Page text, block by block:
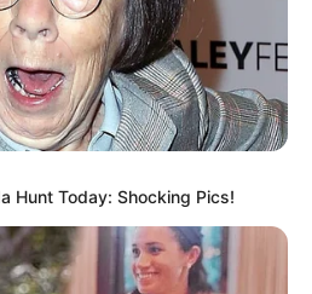
Hunt Today: Shocking Pics!